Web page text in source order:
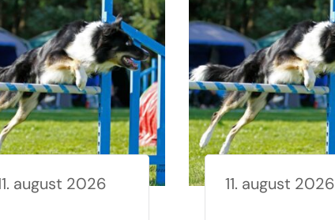
august 2026 11. august 2026